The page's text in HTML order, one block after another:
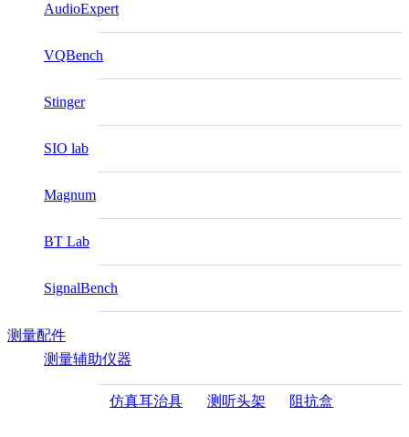
AudioExpert
VQBench
Stinger
SIO lab
Magnum
BT Lab
SignalBench
测量配件
测量辅助仪器
仿真耳治具 测听头架 阻抗盒